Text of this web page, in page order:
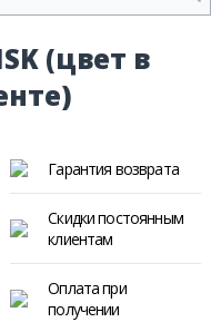
(цвет в
Гарантия возврата
Скидки постоянным
клиентам
Оплата при
получении